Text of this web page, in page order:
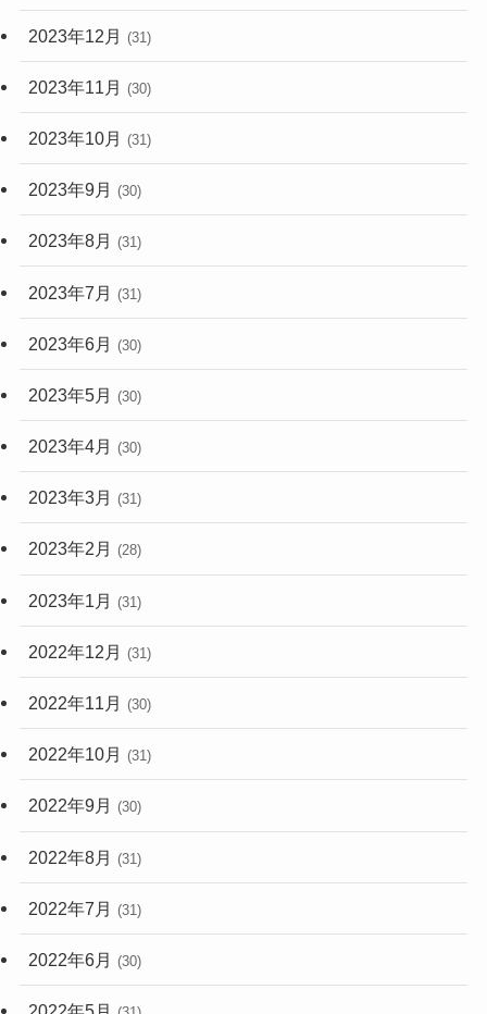
2023年12月 (31)
2023年11月 (30)
2023年10月 (31)
2023年9月 (30)
2023年8月 (31)
2023年7月 (31)
2023年6月 (30)
2023年5月 (30)
2023年4月 (30)
2023年3月 (31)
2023年2月 (28)
2023年1月 (31)
2022年12月 (31)
2022年11月 (30)
2022年10月 (31)
2022年9月 (30)
2022年8月 (31)
2022年7月 (31)
2022年6月 (30)